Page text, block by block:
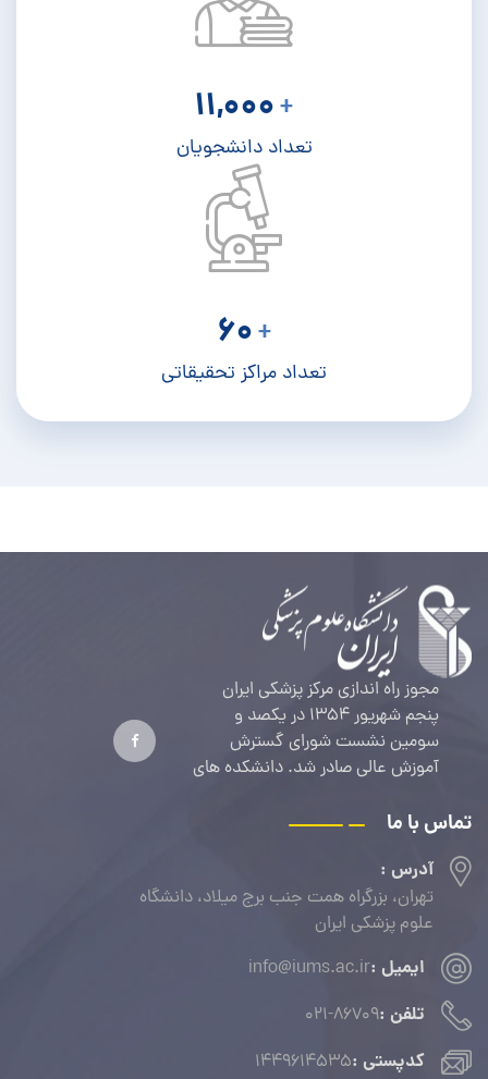
+
11,000
تعداد دانشجویان
+
60
تعداد مراکز تحقیقاتی
مجوز راه اندازی مرکز پزشکی ایران
پنجم شهریور 1354 در یکصد و
سومین نشست شورای گسترش
آموزش عالی صادر شد. دانشکده های
دانشکده های این مرکز بودند. اولین
شدند.
تماس با ما
آدرس :
تهران، بزرگراه همت جنب برج میلاد، دانشگاه
علوم پزشکی ایران
ایمیل :info@iums.ac.ir
تلفن :021-86709
کدپستی :۱۴۴۹۶۱۴۵۳۵